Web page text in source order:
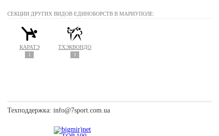
СЕКЦИИ ДРУГИХ ВИДОВ ЕДИНОБОРСТВ В МАРИУПОЛЕ:
КАРАТЭ
1
ТХЭКВОНДО
1
Техподдержка: info@7sport.com.ua